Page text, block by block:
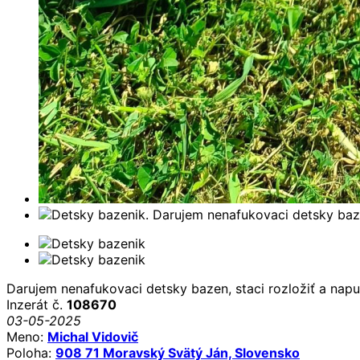
Darujem nenafukovaci detsky bazen, staci rozložiť a
Inzerát č. 108670
03-05-2025
Meno: Michal Vidovič
Poloha: 908 71 Moravský Svätý Ján, Slovensko